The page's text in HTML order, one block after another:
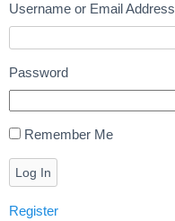
Username or Email Address
Password
Remember Me
Log In
Register